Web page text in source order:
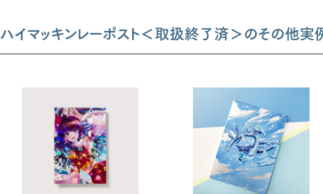
ハイマッキンレーポスト＜取扱終了済＞のその他実